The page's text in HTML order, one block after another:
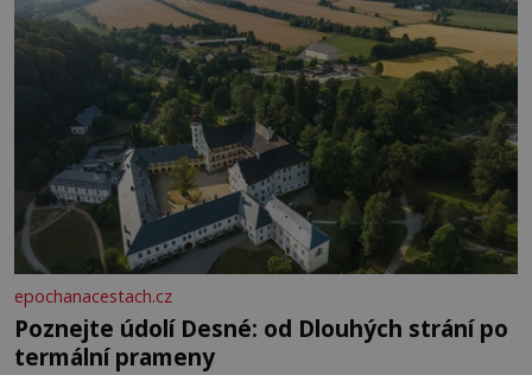
epochanacestach.cz
Poznejte údolí Desné: od Dlouhých strání po
termální prameny